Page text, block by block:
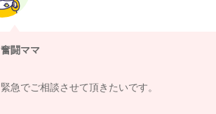
奮闘ママ
緊急でご相談させて頂きたいです。